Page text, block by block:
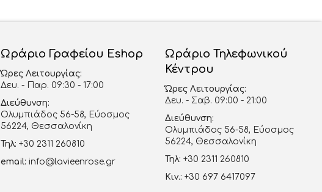
Ωράριο Γραφείου Eshop
Ώρες Λειτουργίας:
Δευ. - Παρ. 09:30 - 17:00
Διεύθυνση:
Ολυμπιάδος 56-58, Εύοσμος
56224, Θεσσαλονίκη
Τηλ: +30 2311 260810
email: info@lavieenrose.gr
Ωράριο Τηλεφωνικού
Κέντρου
Ώρες Λειτουργίας:
Δευ. - Σαβ. 09:00 - 21:00
Διεύθυνση:
Ολυμπιάδος 56-58, Εύοσμος
56224, Θεσσαλονίκη
Τηλ: +30 2311 260810
Κιν.: +30 697 6417097